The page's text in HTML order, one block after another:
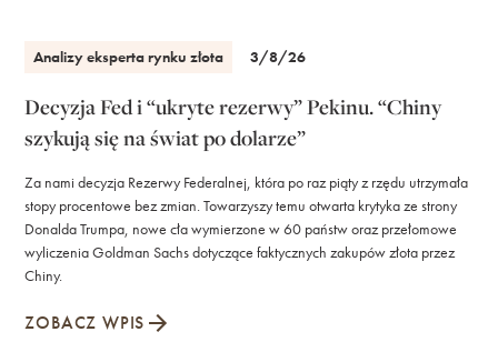
Analizy eksperta rynku złota 3/8/26
Decyzja Fed i “ukryte rezerwy” Pekinu. “Chiny
szykują się na świat po dolarze”
Za nami decyzja Rezerwy Federalnej, która po raz piąty z rzędu utrzymała
stopy procentowe bez zmian. Towarzyszy temu otwarta krytyka ze strony
Donalda Trumpa, nowe cła wymierzone w 60 państw oraz przełomowe
wyliczenia Goldman Sachs dotyczące faktycznych zakupów złota przez
Chiny.
ZOBACZ WPIS